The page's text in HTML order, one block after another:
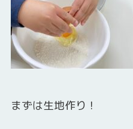
まずは生地作り！